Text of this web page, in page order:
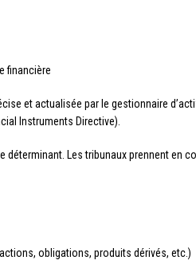
financière
et actualisée par le gestionnaire
Instruments Directive).
déterminant. Les tribunaux prennent en
obligations, produits dérivés, etc.)